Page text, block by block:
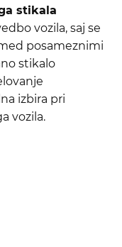
stikala
vozila, saj se
posameznimi
stikalo
izbira pri
vozila.